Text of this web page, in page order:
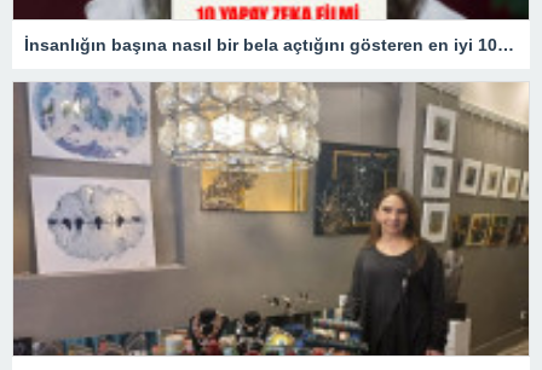
İnsanlığın başına nasıl bir bela açtığını gösteren en iyi 10 yapay zekâ filmi!